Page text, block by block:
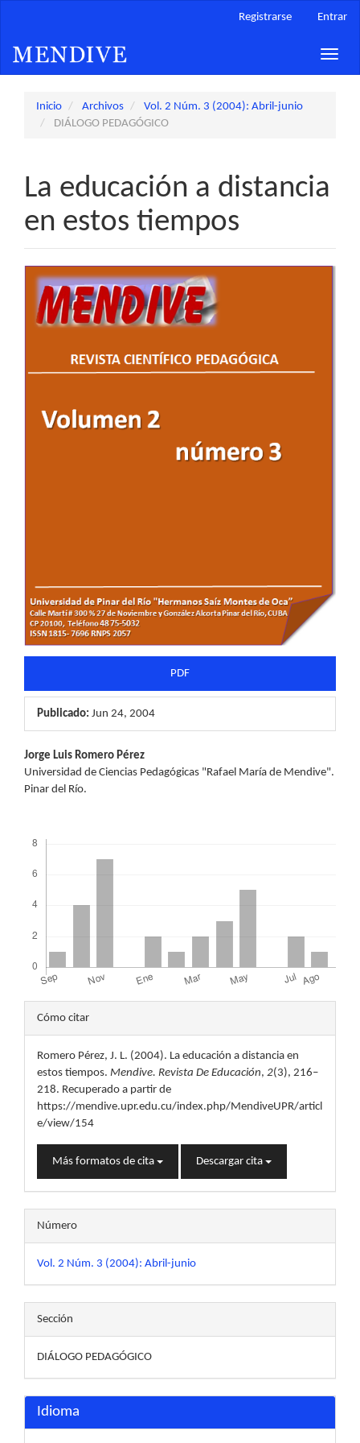
principal
Barra
Registrarse Entrar
Toggle
Inicio Archivos
Vol. 2 Núm. 3 (2004): Abril-junio
DIÁLOGO PEDAGÓGICO
La educación a distancia
en estos tiempos
Barra
lateral
del
artículo
PDF
Publicado: Jun 24, 2004
Contenido
principal
artículo
Jorge Luis Romero Pérez
Universidad de Ciencias Pedagógicas "Rafael María de Mendive".
Pinar del Río.
Detalles
del
artículo
Cómo citar
Romero Pérez, J. L. (2004). La educación a distancia en
estos tiempos. Mendive. Revista De Educación, 2(3), 216–
218. Recuperado a partir de
https://mendive.upr.edu.cu/index.php/MendiveUPR/articl
e/view/154
Más formatos de cita Descargar cita
Número
Vol. 2 Núm. 3 (2004): Abril-junio
Sección
DIÁLOGO PEDAGÓGICO
Idioma